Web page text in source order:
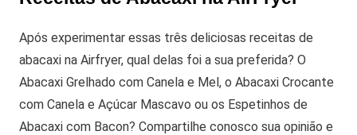
Após experimentar essas três deliciosas receitas de
abacaxi na Airfryer, qual delas foi a sua preferida? O
Abacaxi Grelhado com Canela e Mel, o Abacaxi Crocante
com Canela e Açúcar Mascavo ou os Espetinhos de
Abacaxi com Bacon? Compartilhe conosco sua opinião e